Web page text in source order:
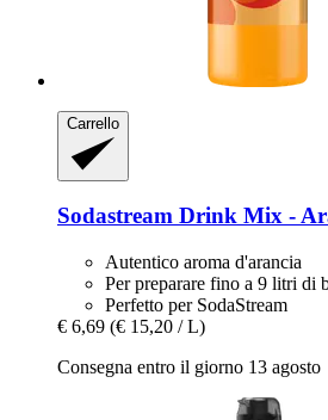
Carrello
Sodastream Drink Mix -​
Autentico aroma d'arancia
Per preparare fino a 9 litri di
Perfetto per SodaStream
€ 6,69 (€ 15,20 / L)
Consegna entro il giorno 13 agosto